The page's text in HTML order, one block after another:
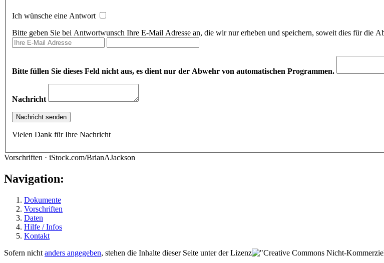
Ich wünsche eine Antwort
Bitte geben Sie bei Antwortwunsch Ihre E-Mail Adresse an, die wir nur erheben und speichern, soweit dies für die
Bitte füllen Sie dieses Feld nicht aus, es dient nur der Abwehr von automatischen Programmen.
Nachricht
Vielen Dank für Ihre Nachricht
Vorschriften · iStock.com/BrianAJackson
Navigation:
Dokumente
Vorschriften
Daten
Hilfe / Infos
Kontakt
Sofern nicht anders angegeben, stehen die Inhalte dieser Seite unter der Lizenz